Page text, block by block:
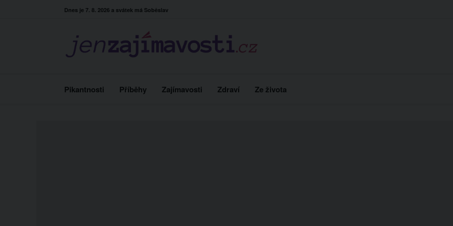
Dnes je 7. 8. 2026 a svátek má Soběslav
Pikantnosti Příběhy Zajímavosti Zdraví Ze života